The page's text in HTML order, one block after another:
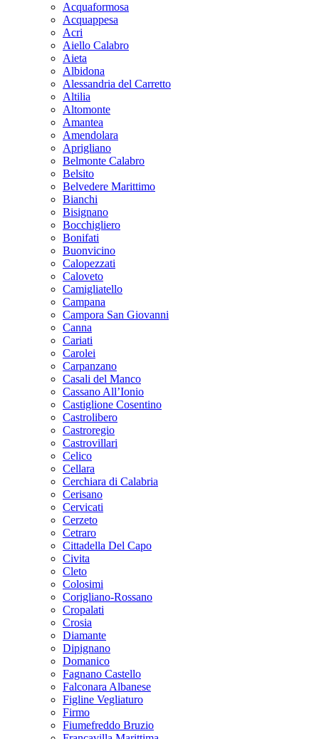
Acquaformosa
Acquappesa
Acri
Aiello Calabro
Aieta
Albidona
Alessandria del Carretto
Altilia
Altomonte
Amantea
Amendolara
Aprigliano
Belmonte Calabro
Belsito
Belvedere Marittimo
Bianchi
Bisignano
Bocchigliero
Bonifati
Buonvicino
Calopezzati
Caloveto
Camigliatello
Campana
Campora San Giovanni
Canna
Cariati
Carolei
Carpanzano
Casali del Manco
Cassano All’Ionio
Castiglione Cosentino
Castrolibero
Castroregio
Castrovillari
Celico
Cellara
Cerchiara di Calabria
Cerisano
Cervicati
Cerzeto
Cetraro
Cittadella Del Capo
Civita
Cleto
Colosimi
Corigliano-Rossano
Cropalati
Crosia
Diamante
Dipignano
Domanico
Fagnano Castello
Falconara Albanese
Figline Vegliaturo
Firmo
Fiumefreddo Bruzio